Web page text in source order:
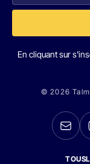
En cliquant sur
© 2026